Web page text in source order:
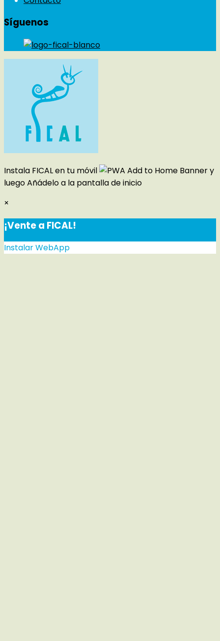
Síguenos
Instala FICAL en tu móvil
y
luegoAñádelo a la pantalla de inicio
×
¡Vente a FICAL!
Instalar WebApp